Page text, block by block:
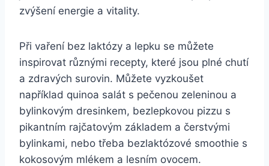
zvýšení energie a vitality.
Při vaření bez laktózy a lepku se můžete
inspirovat různými recepty, které jsou plné chutí
a zdravých surovin. Můžete vyzkoušet
například quinoa salát s pečenou zeleninou a
bylinkovým dresinkem, bezlepkovou pizzu s
pikantním rajčatovým základem a čerstvými
bylinkami, nebo třeba bezlaktózové smoothie s
kokosovým mlékem a lesním ovocem.